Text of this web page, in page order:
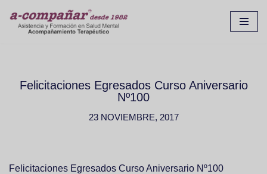
Felicitaciones Egresados Curso Aniversario
Nº100
23 NOVIEMBRE, 2017
Felicitaciones Egresados Curso Aniversario Nº100